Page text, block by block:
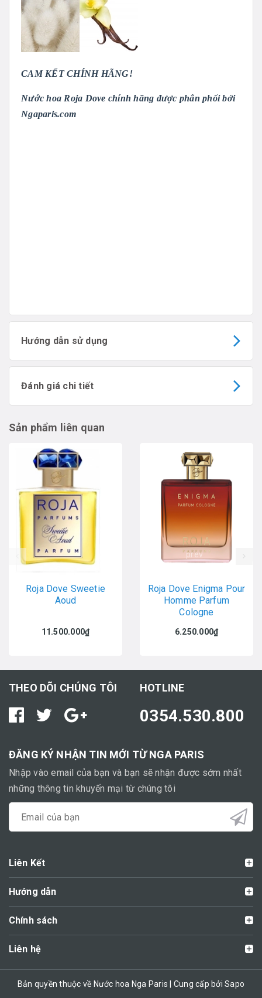
CAM KẾT CHÍNH HÃNG!
Nước hoa Roja Dove chính hãng được phân phối bởi
Ngaparis.com
Hướng dẫn sử dụng
Đánh giá chi tiết
Sản phẩm liên quan
Roja Dove Sweetie
Aoud
11.500.000₫
Roja Dove Enigma Pour
Homme Parfum
Cologne
6.250.000₫
prev
THEO DÕI CHÚNG TÔI HOTLINE
0354.530.800
ĐĂNG KÝ NHẬN TIN MỚI TỪ NGA PARIS
Nhập vào email của bạn và bạn sẽ nhận được sớm nhất
những thông tin khuyến mại từ chúng tôi
Liên Kết
Hướng dẫn
Chính sách
Liên hệ
Bản quyền thuộc về Nước hoa Nga Paris | Cung cấp bởi Sapo